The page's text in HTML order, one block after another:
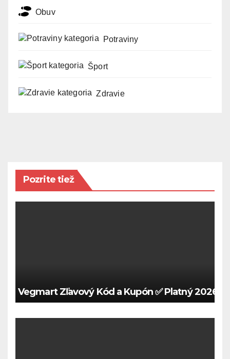
Obuv
Potraviny
Šport
Zdravie
Pozrite tiež
Vegmart Zľavový Kód a Kupón ✅ Platný 2026 🍀